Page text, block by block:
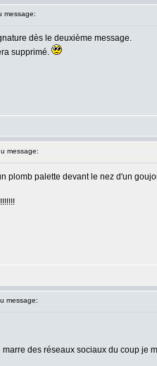
message:
dès le deuxième message.
supprimé.
message:
plomb palette devant le nez d'un
message:
des réseaux sociaux du coup je